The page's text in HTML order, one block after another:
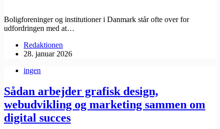
Boligforeninger og institutioner i Danmark står ofte over for
udfordringen med at…
Redaktionen
28. januar 2026
ingen
Sådan arbejder grafisk design,
webudvikling og marketing sammen om
digital succes